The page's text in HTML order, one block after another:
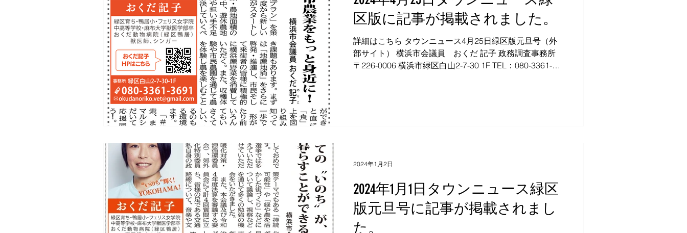
区版に記事が掲載されました。
詳細はこちら タウンニュース4月25日緑区版元旦号（外
部サイト） 横浜市会議員 おくだ 記子 政務調査事務所
〒226-0006 横浜市緑区白山2-7-30 1F TEL：080-3361-
2024年1月1日タウンニュース緑区
版元旦号に記事が掲載されまし
た。
2024年1月2日